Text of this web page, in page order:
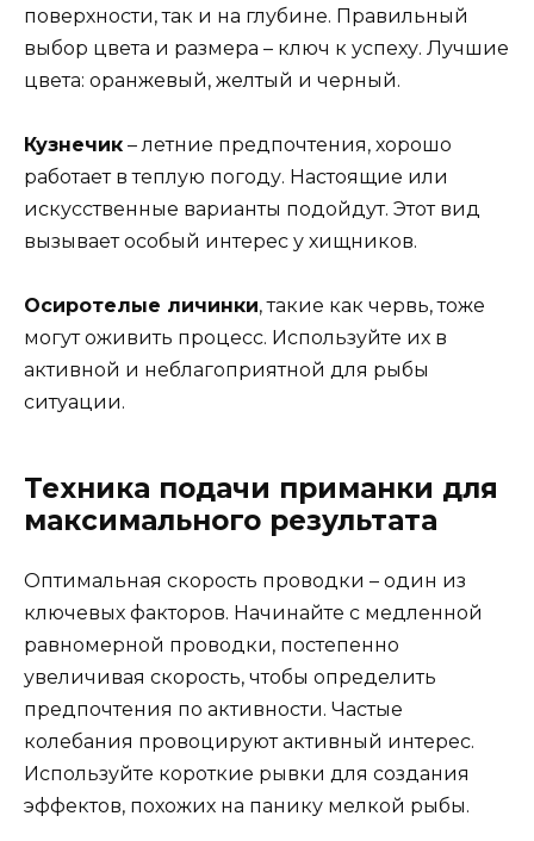
поверхности, так и на глубине. Правильный
выбор цвета и размера – ключ к успеху. Лучшие
цвета: оранжевый, желтый и черный.
Кузнечик – летние предпочтения, хорошо
работает в теплую погоду. Настоящие или
искусственные варианты подойдут. Этот вид
вызывает особый интерес у хищников.
Осиротелые личинки, такие как червь, тоже
могут оживить процесс. Используйте их в
активной и неблагоприятной для рыбы
ситуации.
Техника подачи приманки для
максимального результата
Оптимальная скорость проводки – один из
ключевых факторов. Начинайте с медленной
равномерной проводки, постепенно
увеличивая скорость, чтобы определить
предпочтения по активности. Частые
колебания провоцируют активный интерес.
Используйте короткие рывки для создания
эффектов, похожих на панику мелкой рыбы.